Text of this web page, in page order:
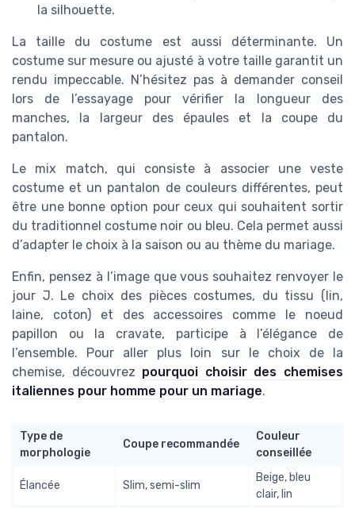
la silhouette.
La taille du costume est aussi déterminante. Un
costume sur mesure ou ajusté à votre taille garantit un
rendu impeccable. N’hésitez pas à demander conseil
lors de l’essayage pour vérifier la longueur des
manches, la largeur des épaules et la coupe du
pantalon.
Le mix match, qui consiste à associer une veste
costume et un pantalon de couleurs différentes, peut
être une bonne option pour ceux qui souhaitent sortir
du traditionnel costume noir ou bleu. Cela permet aussi
d’adapter le choix à la saison ou au thème du mariage.
Enfin, pensez à l’image que vous souhaitez renvoyer le
jour J. Le choix des pièces costumes, du tissu (lin,
laine, coton) et des accessoires comme le noeud
papillon ou la cravate, participe à l’élégance de
l’ensemble. Pour aller plus loin sur le choix de la
chemise, découvrez pourquoi choisir des chemises
italiennes pour homme pour un mariage.
Type de
morphologie
Coupe recommandée
Couleur
conseillée
Élancée Slim, semi-slim
Beige, bleu
clair, lin